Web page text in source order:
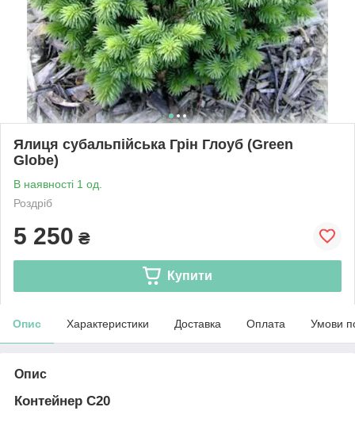
Ялиця субальпійська Грін Глоуб (Green
Globe)
В наявності 1 од.
Роздріб
5 250 ₴
Купити
Опис Характеристики Доставка Оплата Умови
Опис
Контейнер С20